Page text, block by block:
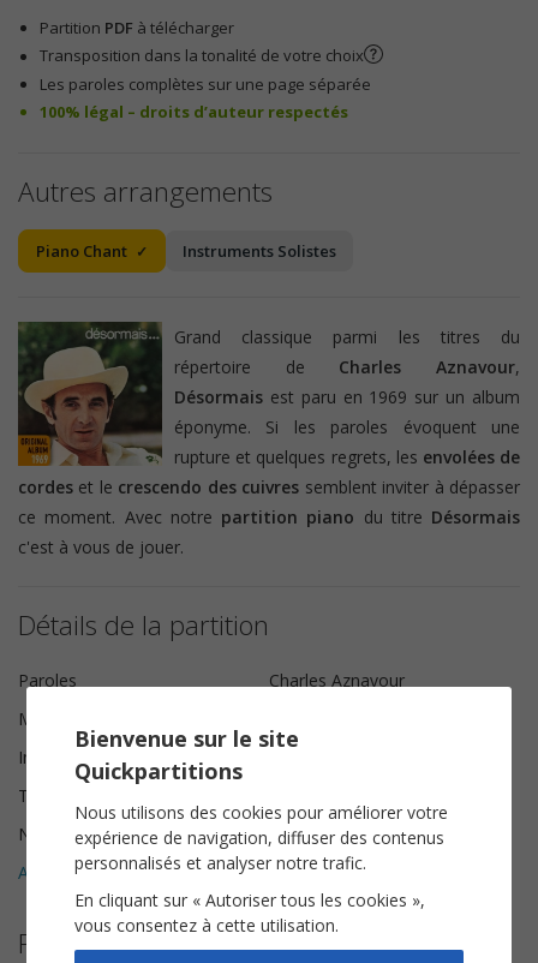
Partition PDF à télécharger
Transposition dans la tonalité de votre choix
Les paroles complètes sur une page séparée
100% légal – droits d’auteur respectés
Autres arrangements
Piano Chant Instruments Solistes
Grand classique parmi les titres du
répertoire de Charles Aznavour,
Désormais est paru en 1969 sur un album
éponyme. Si les paroles évoquent une
rupture et quelques regrets, les envolées de
cordes et le crescendo des cuivres semblent inviter à dépasser
ce moment. Avec notre partition piano du titre Désormais
c'est à vous de jouer.
Détails de la partition
Paroles
Charles Aznavour
Musique
Instrumentation
Tonalité
Nombre de pages
5
Avis clients (2)
Plus de partitions de Charles Aznavour
Bienvenue sur le site
Quickpartitions
Nous utilisons des cookies pour améliorer votre
expérience de navigation, diffuser des contenus
personnalisés et analyser notre trafic.
En cliquant sur « Autoriser tous les cookies »,
vous consentez à cette utilisation.